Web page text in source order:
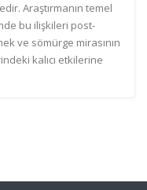
Araştırmanın temel
bu ilişkileri post-
ve sömürge mirasının
kalıcı etkilerine